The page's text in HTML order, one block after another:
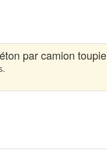
par camion toupie